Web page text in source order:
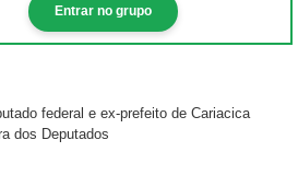
Entrar no grupo
federal e ex-prefeito de Cariacica
dos Deputados